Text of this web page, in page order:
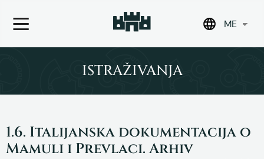
ME
ISTRAŽIVANJA
1.6. Italijanska dokumentacija o
Mamuli i Prevlaci. Arhiv